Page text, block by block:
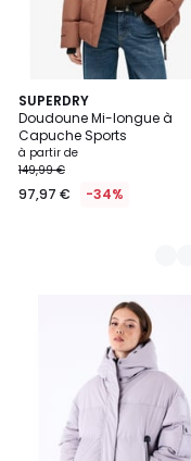
SUPERDRY
Doudoune Mi-longue à
Capuche Sports
à partir de
149,99 €
97,97 € -34%
3
Couleurs